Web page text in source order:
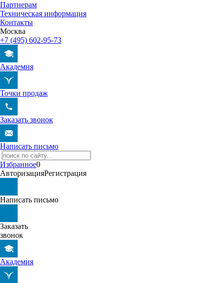
Партнерам
Техническая информация
Контакты
Москва
+7 (495) 602-95-73
Академия
Точки продаж
Заказать звонок
Написать письмо
Избранное0
АвторизацияРегистрация
Написать письмо
Заказать
звонок
Академия